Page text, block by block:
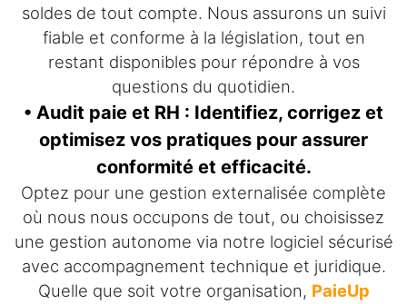
soldes de tout compte. Nous assurons un suivi
fiable et conforme à la législation, tout en
restant disponibles pour répondre à vos
questions du quotidien.
• Audit paie et RH : Identifiez, corrigez et
optimisez vos pratiques pour assurer
conformité et efficacité.
Optez pour une gestion externalisée complète
où nous nous occupons de tout, ou choisissez
une gestion autonome via notre logiciel sécurisé
avec accompagnement technique et juridique.
Quelle que soit votre organisation, PaieUp